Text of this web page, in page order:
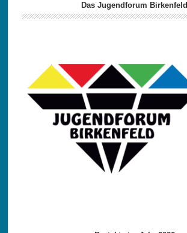
Das Jugendforum Birkenfeld